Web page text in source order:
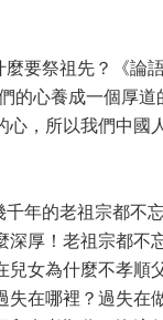
要祭祖先？《論
的心養成一個厚
心，所以我們中國
千年的老祖宗都不
深厚！老祖宗都不
兒女為什麼不孝順
失在哪裡？過失在